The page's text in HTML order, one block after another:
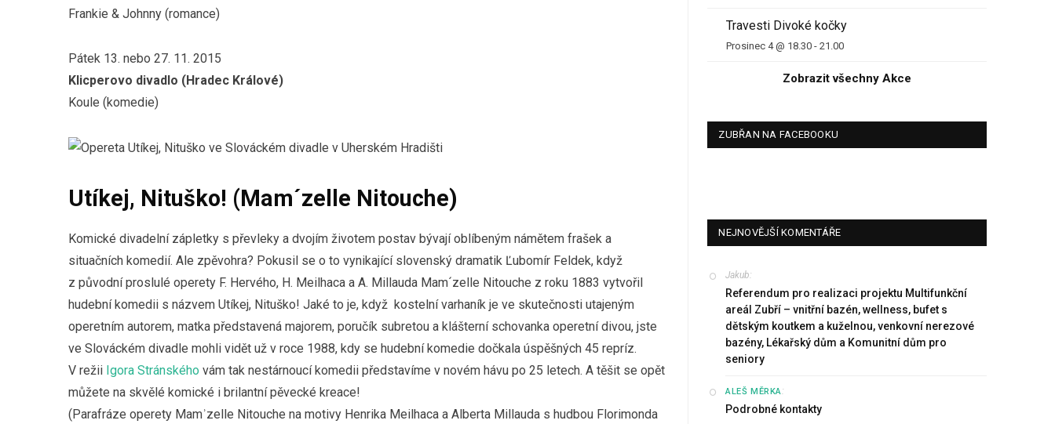
Frankie & Johnny (romance)
Pátek 13. nebo 27. 11. 2015
Klicperovo divadlo (Hradec Králové)
Koule (komedie)
Utíkej, Nituško! (Mam´zelle Nitouche)
Komické divadelní zápletky s převleky a dvojím životem postav bývají oblíbeným námětem frašek a
situačních komedií. Ale zpěvohra? Pokusil se o to vynikající slovenský dramatik Ľubomír Feldek, když
z původní proslulé operety F. Hervého, H. Meilhaca a A. Millauda Mam´zelle Nitouche z roku 1883 vytvořil
hudební komedii s názvem Utíkej, Nituško! Jaké to je, když kostelní varhaník je ve skutečnosti utajeným
operetním autorem, matka představená majorem, poručík subretou a klášterní schovanka operetní divou, jste
ve Slováckém divadle mohli vidět už v roce 1988, kdy se hudební komedie dočkala úspěšných 45 repríz.
V režii Igora Stránského vám tak nestárnoucí komedii představíme v novém hávu po 25 letech. A těšit se opět
můžete na skvělé komické i brilantní pěvecké kreace!
(Parafráze operety Mamʾzelle Nitouche na motivy Henrika Meilhaca a Alberta Millauda s hudbou Florimonda
Travesti Divoké kočky
Prosinec 4 @ 18.30 -21.00
Zobrazit všechny Akce
ZUBŘAN NA FACEBOOKU
NEJNOVĚJŠÍ KOMENTÁŘE
Jakub:
Referendum pro realizaci projektu Multifunkční
areál Zubří – vnitřní bazén, wellness, bufet s
dětským koutkem a kuželnou, venkovní nerezové
bazény, Lékařský dům a Komunitní dům pro
seniory
ALEŠ MĚRKA:
Podrobné kontakty